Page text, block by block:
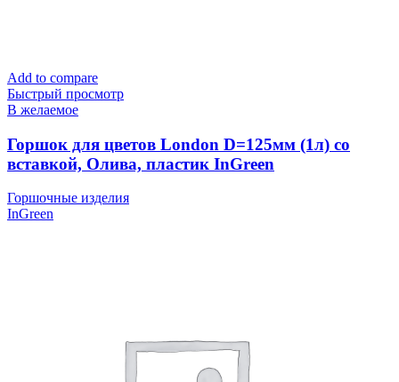
Add to compare
Быстрый просмотр
В желаемое
Горшок для цветов London D=125мм (1л) со
вставкой, Олива, пластик InGreen
Горшочные изделия
InGreen